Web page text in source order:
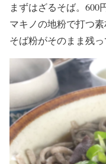
まずはざるそば。600
マキノの地粉で打つ素
そば粉がそのまま残